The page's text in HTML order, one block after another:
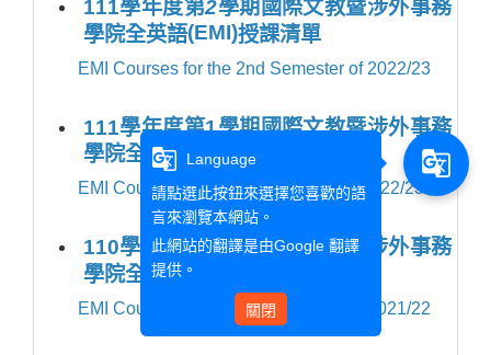
111學年度第2學期國際文教暨涉外事務
學院全英語(EMI)授課清單
EMI Courses for the 2nd Semester of 2022/23
111學年度第1學期國際文教暨涉外事務
學院全英語(EMI)授課清單
EMI Courses for the 1st Semester of 2022/23
110學年度第2學期國際文教暨涉外事務
學院全英語 (EMI)
EMI Courses for the 2nd Semester of 2021/22
g_translate
Language
請點選此按鈕來選擇您喜歡的語
言來瀏覽本網站。
此網站的翻譯是由Google 翻譯
提供。
關閉
g_translate